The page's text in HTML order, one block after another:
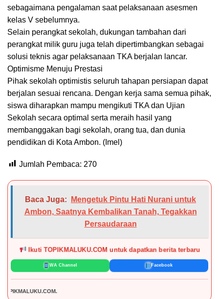
sebagaimana pengalaman saat pelaksanaan asesmen
kelas V sebelumnya.
Selain perangkat sekolah, dukungan tambahan dari
perangkat milik guru juga telah dipertimbangkan sebagai
solusi teknis agar pelaksanaan TKA berjalan lancar.
Optimisme Menuju Prestasi
Pihak sekolah optimistis seluruh tahapan persiapan dapat
berjalan sesuai rencana. Dengan kerja sama semua pihak,
siswa diharapkan mampu mengikuti TKA dan Ujian
Sekolah secara optimal serta meraih hasil yang
membanggakan bagi sekolah, orang tua, dan dunia
pendidikan di Kota Ambon. (Imel)
Jumlah Pembaca: 270
Baca Juga:
Mengetuk Pintu Hati Nurani untuk
Ambon, Saatnya Kembalikan Tanah, Tegakkan
Persaudaraan
Ikuti TOPIKMALUKU.COM untuk dapatkan berita terbaru
WA Channel Facebook